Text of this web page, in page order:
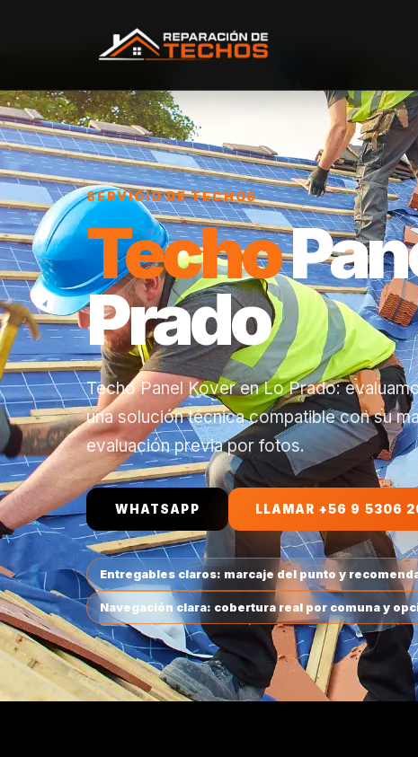
Inicio/Servicios/Techo Panel Kover
SERVICIO DE TECHOS
Techo
Prado
Techo Panel Kover en Lo Prado:
una solución técnica compatible con su
evaluación previa por fotos.
WHATSAPP LLAMAR +56 9 5306
Entregables claros: marcaje del punto y
Navegación clara: cobertura real por comuna y